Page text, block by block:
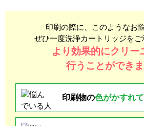
印刷の際に、このようなお
ぜひ一度洗浄カートリッジをご
より効果的にクリー
行うことができま
印刷物の色がかすれ